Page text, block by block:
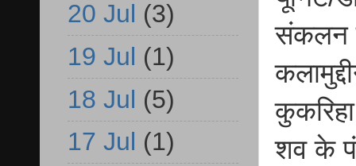
संकलन
शव के
20 Jul (3)
19 Jul (1)
18 Jul (5)
17 Jul (1)